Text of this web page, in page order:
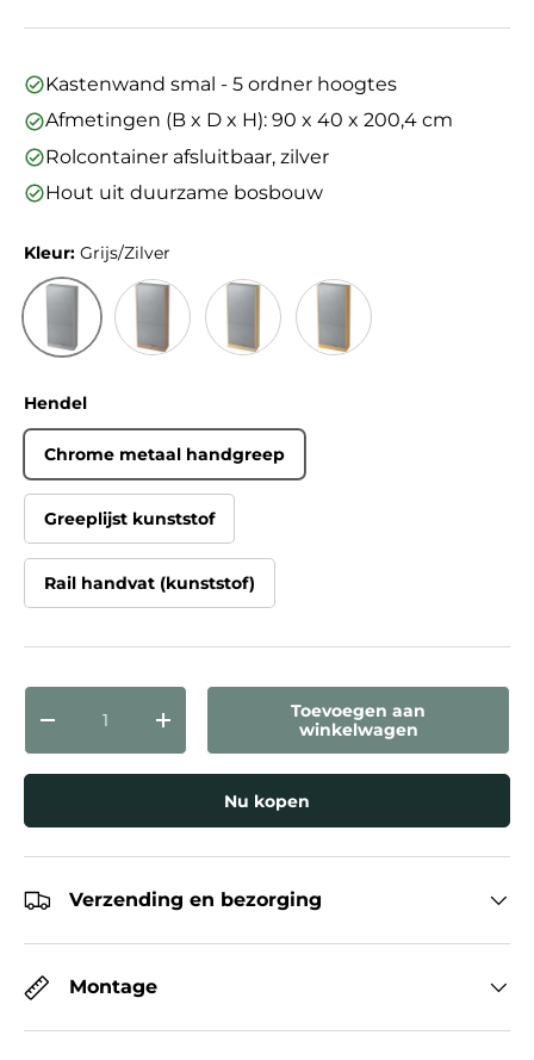
Kastenwand smal - 5 ordner hoogtes
Afmetingen (B x D x H): 90 x 40 x 200,4 cm
Rolcontainer afsluitbaar, zilver
Hout uit duurzame bosbouw
Kleur: Grijs/Zilver
Grijs/Zilver
Hendel
Chrome metaal handgreep
Greeplijst kunststof
Rail handvat (kunststof)
Aantal
Verlaag de hoeveelheidVerhoog de hoeveelheid
Toevoegen aan
winkelwagen
Nu kopen
Verzending en bezorging
Montage